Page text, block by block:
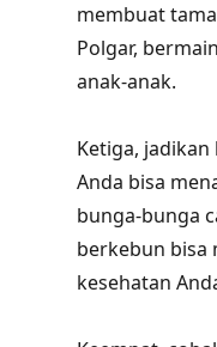
membuat
Polgar,
anak-anak.
Ketiga,
Anda bisa
bunga-bunga
berkebun bisa
kesehatan